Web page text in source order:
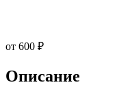
от 600 ₽
Описание